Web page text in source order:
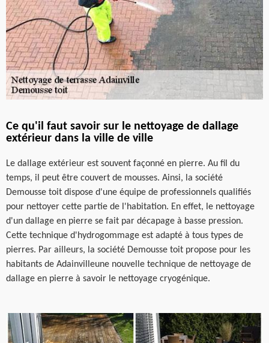
Ce qu'il faut savoir sur le nettoyage de dallage
extérieur dans la ville de ville
Le dallage extérieur est souvent façonné en pierre. Au fil du
temps, il peut être couvert de mousses. Ainsi, la société
Demousse toit dispose d'une équipe de professionnels qualifiés
pour nettoyer cette partie de l'habitation. En effet, le nettoyage
d'un dallage en pierre se fait par décapage à basse pression.
Cette technique d'hydrogommage est adapté à tous types de
pierres. Par ailleurs, la société Demousse toit propose pour les
habitants de Adainvilleune nouvelle technique de nettoyage de
dallage en pierre à savoir le nettoyage cryogénique.